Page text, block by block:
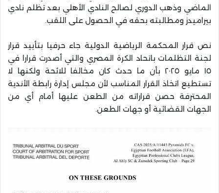
الماضي وذهب الدوري لصالح النادي الأهلي بعد تظلم نادي
بيراميدز ومطالبته بحقه في الحصول على اللقب.
نص قرار المحكمة الرياضية الدولية جاء حرفيا بتأييد قرار
لجنة التظلمات باتحاد الكرة المصري والتي أصدرت قرارا في
١٥ مايو ٢٠٢٥ بأن ما حدث كان مخالفا للائحة ولكنها لا
تستطيع اتخاذ القرار المناسب لأن مجلس إدارة رابطة الأندية
المحترفة حصن قراراته من الطعن عليها أمام أي من
الجهات القضائية أو جهات الطعن.